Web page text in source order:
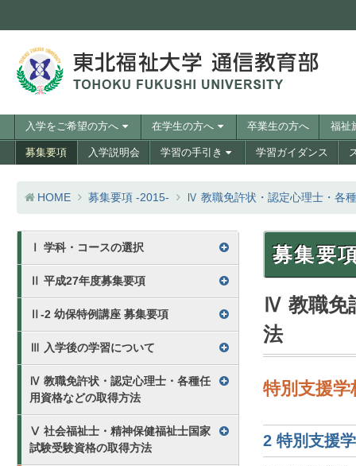
訪問者別メニュー
コンテンツへスキップ
入学をご希望の方へ 在学生の方へ 卒業生の方へ 福祉
メニュー
募集要項 入学説明会 学習の手引き 学習ガイダンス
HOME 募集要項 -2015- Ⅳ 教職免許状・認定心理士・各
募集要
Ⅳ 教職免
法
特別支援
2 特別支援
募集要項2015 目次
Ⅰ 学科・コースの選択
Ⅱ 平成27年度募集要項
Ⅱ-2 幼保特例講座 募集要項
Ⅲ 入学後の学習について
Ⅳ 教職免許状・認定心理士・各種任
用資格などの取得方法
Ⅴ 社会福祉士・精神保健福祉士国家
試験受験資格の取得方法